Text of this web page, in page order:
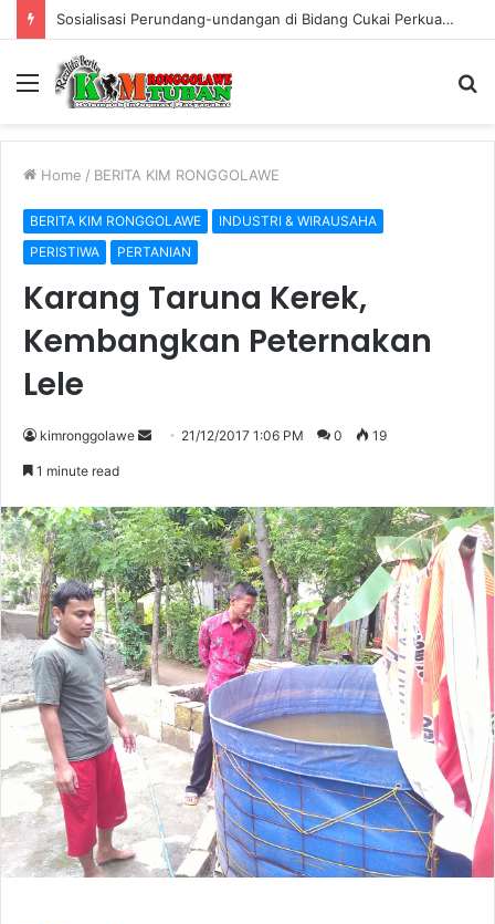
Sosialisasi Perundang-undangan di Bidang Cukai Perkuat Komitmen Berantas Rokok Ilegal di Kabupaten Tuban
Menu
Home / BERITA KIM RONGGOLAWE
BERITA KIM RONGGOLAWE
INDUSTRI & WIRAUSAHA
PERISTIWA
PERTANIAN
Karang Taruna Kerek,
Kembangkan Peternakan
Lele
kimronggolawe
d
a
n
e
m
a
i
21/12/2017 1:06 PM 0 19
1 minute read